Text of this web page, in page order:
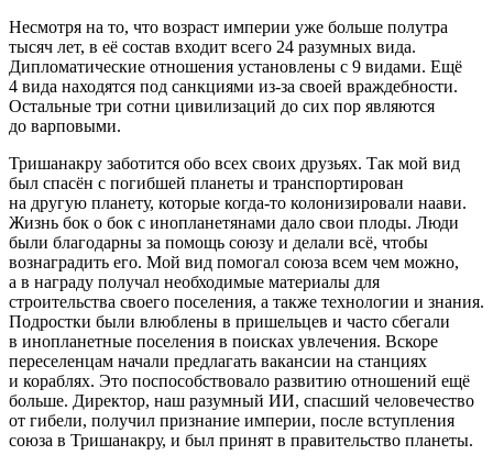
Несмотря на то, что возраст империи уже больше полутра
тысяч лет, в её состав входит всего 24 разумных вида.
Дипломатические отношения установлены с 9 видами. Ещё
4 вида находятся под санкциями из-за своей враждебности.
Остальные три сотни цивилизаций до сих пор являются
до варповыми.
Тришанакру заботится обо всех своих друзьях. Так мой вид
был спасён с погибшей планеты и транспортирован
на другую планету, которые когда-то колонизировали наави.
Жизнь бок о бок с инопланетянами дало свои плоды. Люди
были благодарны за помощь союзу и делали всё, чтобы
вознаградить его. Мой вид помогал союза всем чем можно,
а в награду получал необходимые материалы для
строительства своего поселения, а также технологии и знания.
Подростки были влюблены в пришельцев и часто сбегали
в инопланетные поселения в поисках увлечения. Вскоре
переселенцам начали предлагать вакансии на станциях
и кораблях. Это поспособствовало развитию отношений ещё
больше. Директор, наш разумный ИИ, спасший человечество
от гибели, получил признание империи, после вступления
союза в Тришанакру, и был принят в правительство планеты.